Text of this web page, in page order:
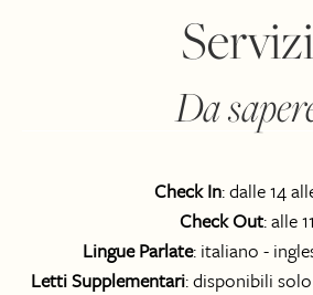
Servizi
Da
Check In: dalle 14
Check Out: alle 11
Lingue Parlate: italiano -
Letti Supplementari: disponibili